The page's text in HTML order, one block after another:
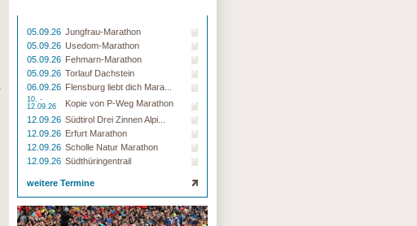
05.09.26 Jungfrau-Marathon
05.09.26 Usedom-Marathon
05.09.26 Fehmarn-Marathon
05.09.26 Torlauf Dachstein
06.09.26 Flensburg liebt dich Mara...
10. -
12.09.26
Kopie von P-Weg Marathon
12.09.26 Südtirol Drei Zinnen Alpi...
12.09.26 Erfurt Marathon
12.09.26 Scholle Natur Marathon
12.09.26 Südthüringentrail
weitere Termine